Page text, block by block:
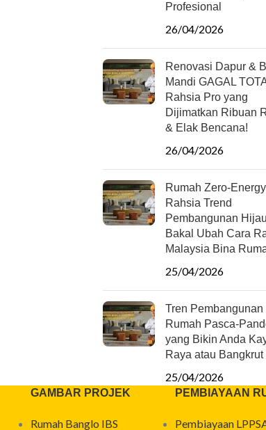
Profesional
26/04/2026
Renovasi Dapur &
Mandi GAGAL
Rahsia Pro yang
Dijimatkan Ribuan
& Elak Bencana!
26/04/2026
Rumah Zero-
Rahsia Trend
Pembangunan
Bakal Ubah Cara
Malaysia Bina
25/04/2026
Tren Pembangunan
Rumah Pasca-
yang Bikin Anda
Raya atau Bangkrut
25/04/2026
GAMBAR PROJEK
Rumah Banglo IBS
PEMBIAYAAN
Pembiayaan